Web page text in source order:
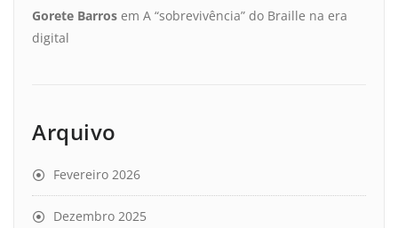
Gorete Barros em A “sobrevivência” do Braille na era
digital
Arquivo
Fevereiro 2026
Dezembro 2025